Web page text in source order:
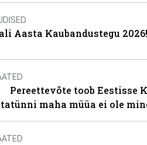
Aasta Kaubandustegu 2026!
Pereettevõte toob Eestisse
maha müüa ei ole